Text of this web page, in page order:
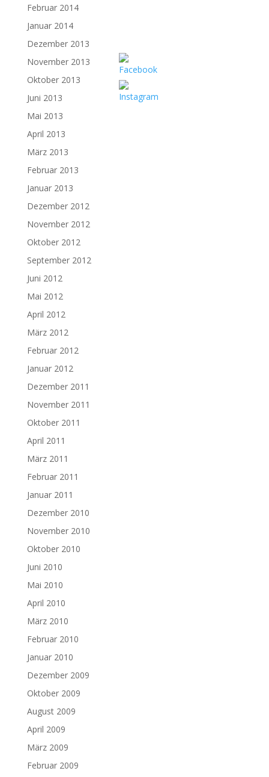
Februar 2014
Januar 2014
Dezember 2013
November 2013
Oktober 2013
Juni 2013
Mai 2013
April 2013
März 2013
Februar 2013
Januar 2013
Dezember 2012
November 2012
Oktober 2012
September 2012
Juni 2012
Mai 2012
April 2012
März 2012
Februar 2012
Januar 2012
Dezember 2011
November 2011
Oktober 2011
April 2011
März 2011
Februar 2011
Januar 2011
Dezember 2010
November 2010
Oktober 2010
Juni 2010
Mai 2010
April 2010
März 2010
Februar 2010
Januar 2010
Dezember 2009
Oktober 2009
August 2009
April 2009
März 2009
Februar 2009